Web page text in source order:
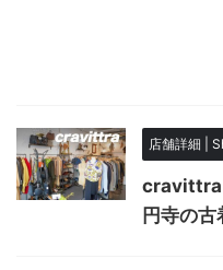
店舗詳細 |
cravittra
円寺の古